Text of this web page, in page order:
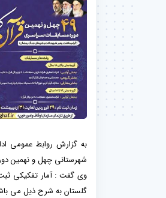
شهرستانی چهل و نهمین
گلستان به شرح ذیل می